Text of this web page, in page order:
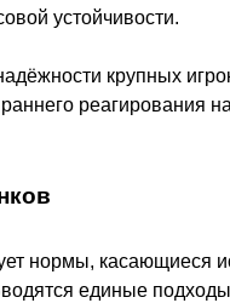
устойчивости.
крупных
реагирования
нормы, касающиеся
единые подходы